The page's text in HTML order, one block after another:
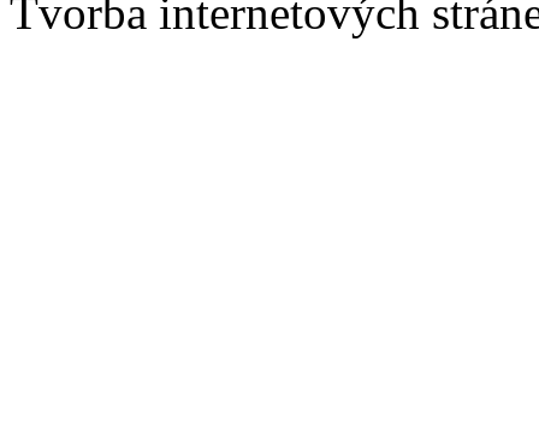
Tvorba internetových